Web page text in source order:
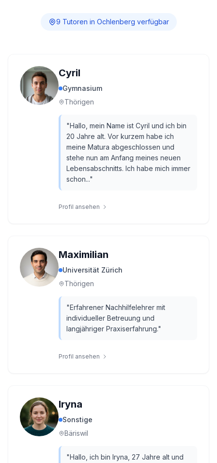
9 Tutoren in Ochlenberg verfügbar
Cyril
Gymnasium
Thörigen
"Hallo, mein Name ist Cyril und ich bin
20 Jahre alt. Vor kurzem habe ich
meine Matura abgeschlossen und
stehe nun am Anfang meines neuen
Lebensabschnitts. Ich habe mich immer
schon..."
Profil ansehen
Maximilian
Universität Zürich
Thörigen
"Erfahrener Nachhilfelehrer mit
individueller Betreuung und
langjähriger Praxiserfahrung."
Profil ansehen
Iryna
Sonstige
Bäriswil
"Hallo, ich bin Iryna, 27 Jahre alt und